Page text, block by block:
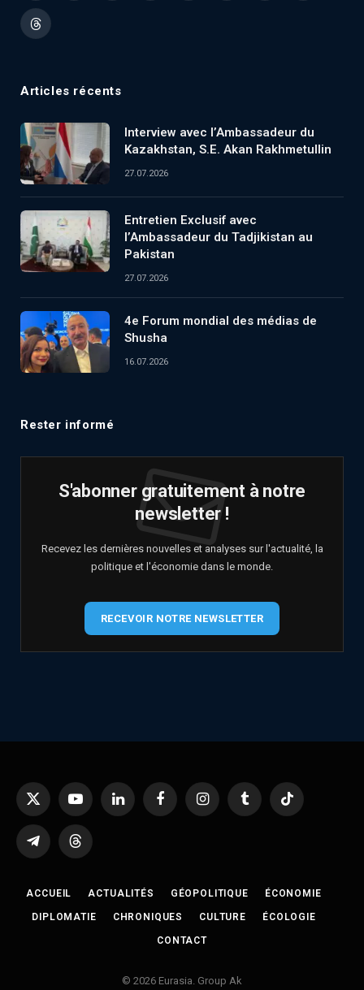
Threads
Articles récents
Interview avec l’Ambassadeur du
Kazakhstan, S.E. Akan Rakhmetullin
27.07.2026
Entretien Exclusif avec
l’Ambassadeur du Tadjikistan au
Pakistan
27.07.2026
4e Forum mondial des médias de
Shusha
16.07.2026
Rester informé
S'abonner gratuitement à notre
newsletter !
Recevez les dernières nouvelles et analyses sur l'actualité, la
politique et l'économie dans le monde.
RECEVOIR NOTRE NEWSLETTER
X
YouTubeLinkedIn FacebookInstagramTumblr TikTok
TelegramThreads
ACCUEIL ACTUALITÉS GÉOPOLITIQUE ÉCONOMIE
DIPLOMATIE CHRONIQUES CULTURE ÉCOLOGIE
CONTACT
© 2026 Eurasia. Group Ak